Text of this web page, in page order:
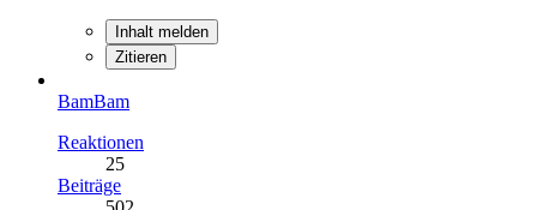
Inhalt melden
Zitieren
BamBam
Reaktionen
25
Beiträge